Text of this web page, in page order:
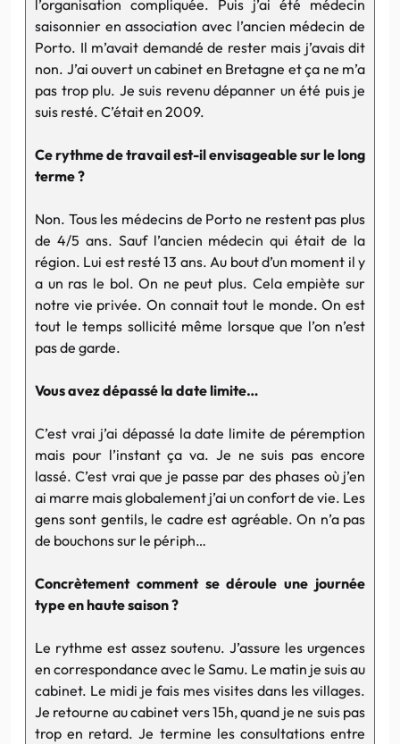
l’organisation compliquée. Puis j’ai été médecin
saisonnier en association avec l’ancien médecin de
Porto. Il m’avait demandé de rester mais j’avais dit
non. J’ai ouvert un cabinet en Bretagne et ça ne m’a
pas trop plu. Je suis revenu dépanner un été puis je
suis resté. C’était en 2009.
Ce rythme de travail est-il envisageable sur le long
terme ?
Non. Tous les médecins de Porto ne restent pas plus
de 4/5 ans. Sauf l’ancien médecin qui était de la
région. Lui est resté 13 ans. Au bout d’un moment il y
a un ras le bol. On ne peut plus. Cela empiète sur
notre vie privée. On connait tout le monde. On est
tout le temps sollicité même lorsque que l’on n’est
pas de garde.
Vous avez dépassé la date limite…
C’est vrai j’ai dépassé la date limite de péremption
mais pour l’instant ça va. Je ne suis pas encore
lassé. C’est vrai que je passe par des phases où j’en
ai marre mais globalement j’ai un confort de vie. Les
gens sont gentils, le cadre est agréable. On n’a pas
de bouchons sur le périph…
Concrètement comment se déroule une journée
type en haute saison ?
Le rythme est assez soutenu. J’assure les urgences
en correspondance avec le Samu. Le matin je suis au
cabinet. Le midi je fais mes visites dans les villages.
Je retourne au cabinet vers 15h, quand je ne suis pas
trop en retard. Je termine les consultations entre